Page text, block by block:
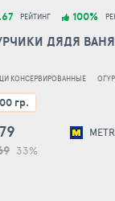
РЕЙТИНГ 100%
ДЯДЯ
КОНСЕРВИРОВАННЫЕ
гр.
33%